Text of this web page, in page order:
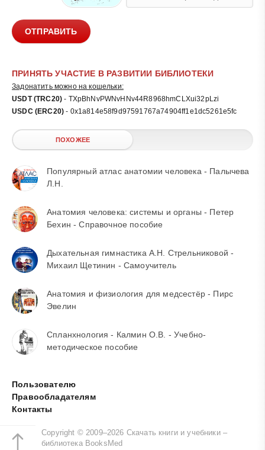
ОТПРАВИТЬ
ПРИНЯТЬ УЧАСТИЕ В РАЗВИТИИ БИБЛИОТЕКИ
Задонатить можно на кошельки:
USDT (TRC20) - TXpBhNvPWNvHNv44R8968hmCLXui32pLzi
USDC (ERC20) - 0x1a814e58f9d97591767a74904ff1e1dc5261e5fc
ПОХОЖЕЕ
Популярный атлас анатомии человека - Палычева
Л.Н.
Анатомия человека: системы и органы - Петер
Бехин - Справочное пособие
Дыхательная гимнастика А.Н. Стрельниковой -
Михаил Щетинин - Самоучитель
Анатомия и физиология для медсестёр - Пирс
Эвелин
Спланхнология - Калмин О.В. - Учебно-
методическое пособие
Пользователю
Правообладателям
Контакты
Copyright © 2009–2026 Скачать книги и учебники –
библиотека BooksMed